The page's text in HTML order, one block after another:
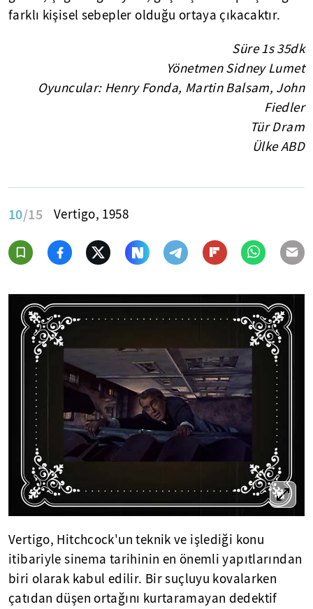
farklı kişisel sebepler olduğu ortaya çıkacaktır.
Süre 1s 35dk
Yönetmen Sidney Lumet
Oyuncular: Henry Fonda, Martin Balsam, John
Fiedler
Tür Dram
Ülke ABD
10/15 Vertigo, 1958
Vertigo, Hitchcock'un teknik ve işlediği konu
itibariyle sinema tarihinin en önemli yapıtlarından
biri olarak kabul edilir. Bir suçluyu kovalarken
çatıdan düşen ortağını kurtaramayan dedektif